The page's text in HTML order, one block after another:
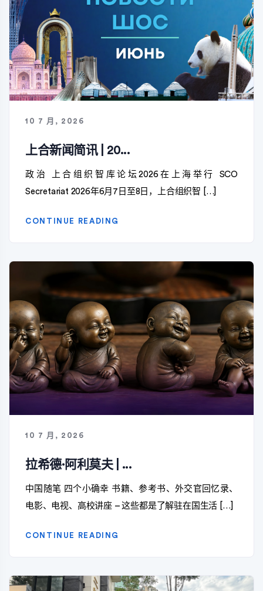
10 7 月, 2026
上合新闻简讯 | 20...
政治 上合组织智库论坛2026在上海举行 SCO
Secretariat 2026年6月7日至8日，上合组织智 […]
CONTINUE READING
10 7 月, 2026
拉希德·阿利莫夫 | ...
中国随笔 四个小确幸 书籍、参考书、外交官回忆录、
电影、电视、高校讲座 – 这些都是了解驻在国生活 […]
CONTINUE READING